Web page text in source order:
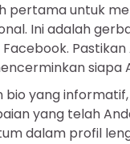
pertama untuk
Ini adalah
Facebook.
siapa
bio yang
yang telah
dalam profil